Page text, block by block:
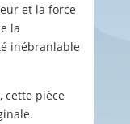
et la force
la
inébranlable
cette pièce